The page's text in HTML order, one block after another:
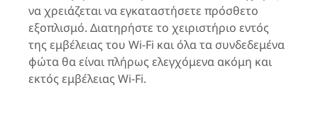
να χρειάζεται να εγκαταστήσετε πρόσθετο
εξοπλισμό. Διατηρήστε το χειριστήριο εντός
της εμβέλειας του Wi-Fi και όλα τα συνδεδεμένα
φώτα θα είναι πλήρως ελεγχόμενα ακόμη και
εκτός εμβέλειας Wi-Fi.